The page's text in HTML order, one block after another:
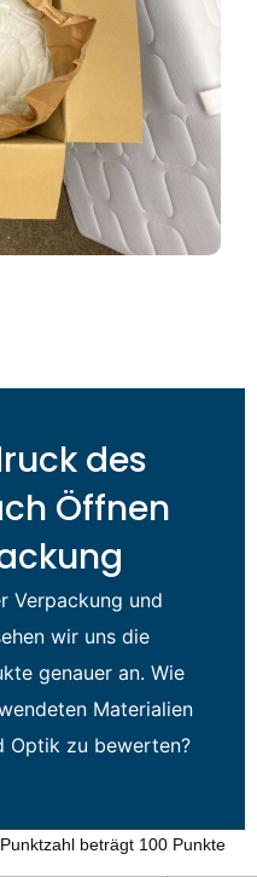
des
Öffnen
Verpackung und
wir uns die
genauer an. Wie
Materialien
Optik zu bewerten?
beträgt 100 Punkte